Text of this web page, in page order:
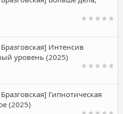
Интенсив
уровень (2025)
Гипнотическая
(2025)